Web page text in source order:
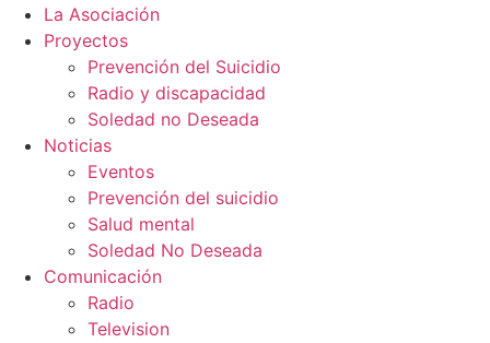
La Asociación
Proyectos
Prevención del Suicidio
Radio y discapacidad
Soledad no Deseada
Noticias
Eventos
Prevención del suicidio
Salud mental
Soledad No Deseada
Comunicación
Radio
Television